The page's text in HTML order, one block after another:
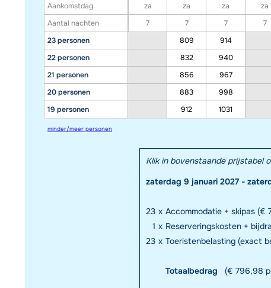
Aankomstdag
Aantal nachten
23 personen
22 personen
21 personen
20 personen
19 personen
za
za za za
7
7 7 7
809
914
832
940
856
967
883
998
912
1031
minder/meer personen
Klik in bovenstaande prijstabel
zaterdag 9 januari 2027 -
23 x Accommodatie + skipas (€
1 x Reserveringskosten +
23 x Toeristenbelasting (exact
Totaalbedrag (€ 796,98